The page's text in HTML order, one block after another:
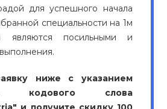
для успешного начала
специальности на 1м
являются посильными и
ниже с указанием
кодового слова